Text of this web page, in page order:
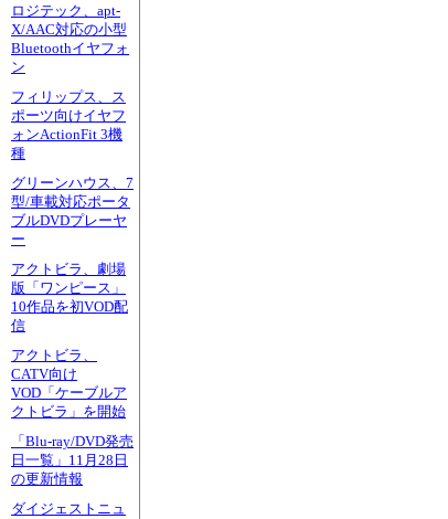
ロジテック、apt-
X/AAC対応の小型
Bluetoothイヤフォ
ン
フィリップス、ス
ポーツ向けイヤフ
ォンActionFit 3機
種
グリーンハウス、7
型/車載対応ポータ
ブルDVDプレーヤ
ー
アクトビラ、劇場
版「ワンピース」
10作品を初VOD配
信
アクトビラ、
CATV向け
VOD「ケーブルア
クトビラ」を開始
「Blu-ray/DVD発売
日一覧」11月28日
の更新情報
ダイジェストニュ